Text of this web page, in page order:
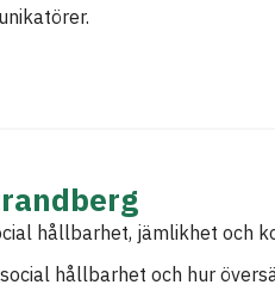
hållbarhet, jämlikhet och
hållbarhet och hur